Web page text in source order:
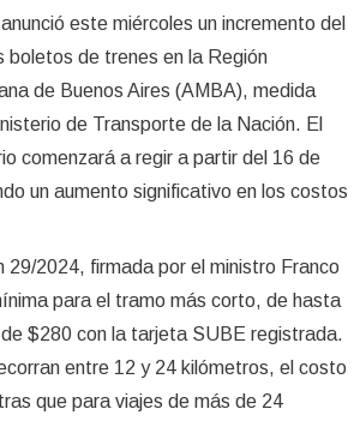
anunció este miércoles un incremento del
boletos de trenes en la Región
de Buenos Aires (AMBA), medida
de Transporte de la Nación. El
comenzará a regir a partir del 16 de
un aumento significativo en los costos
29/2024, firmada por el ministro Franco
para el tramo más corto, de hasta
$280 con la tarjeta SUBE registrada.
entre 12 y 24 kilómetros, el costo
que para viajes de más de 24